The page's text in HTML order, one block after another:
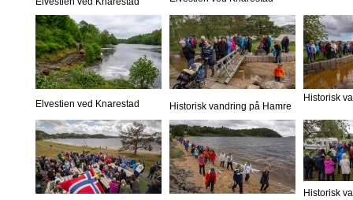
Elvestien ved Knarestad Historisk vandring på Hamre
Historisk
Historisk